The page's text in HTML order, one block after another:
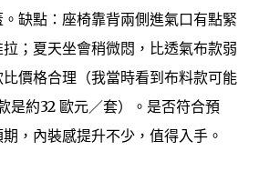
缺點：座椅靠背兩側進氣口有點緊
；夏天坐會稍微悶，比透氣布款弱
價格合理（我當時看到布料款可能
是約32 歐元／套）。是否符合預
，內裝感提升不少，值得入手。